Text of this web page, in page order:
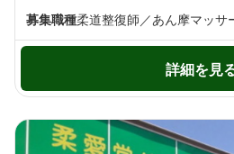
募集職種柔道整復師／あん摩マッサ
詳細を見